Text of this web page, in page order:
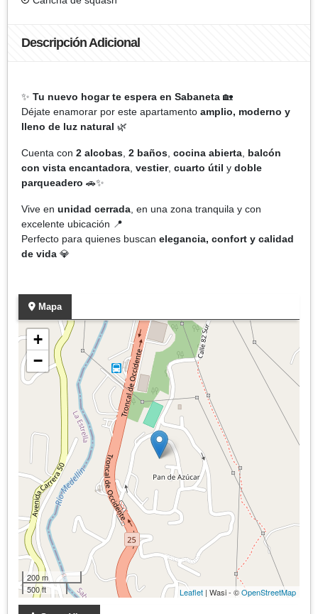
Descripción Adicional
✨ Tu nuevo hogar te espera en Sabaneta 🏡
Déjate enamorar por este apartamento amplio, moderno y
lleno de luz natural 🌿
Cuenta con 2 alcobas 2 baños cocina abierta balcón
con vista encantadora vestier, cuarto útil y doble
parqueadero 🚗✨
Vive en unidad cerrada , en una zona tranquila y con
excelente ubicación 📍
Perfecto para quienes buscan elegancia, confort y calidad
de vida 💎
Mapa
+
−
200 m
500 ft
Leaflet | Wasi - ©OpenStreetMap